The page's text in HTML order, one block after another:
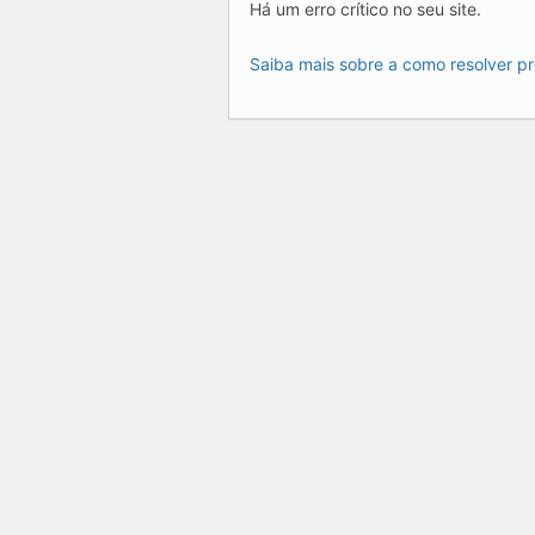
Há um erro crítico no seu site.
Saiba mais sobre a como resolver